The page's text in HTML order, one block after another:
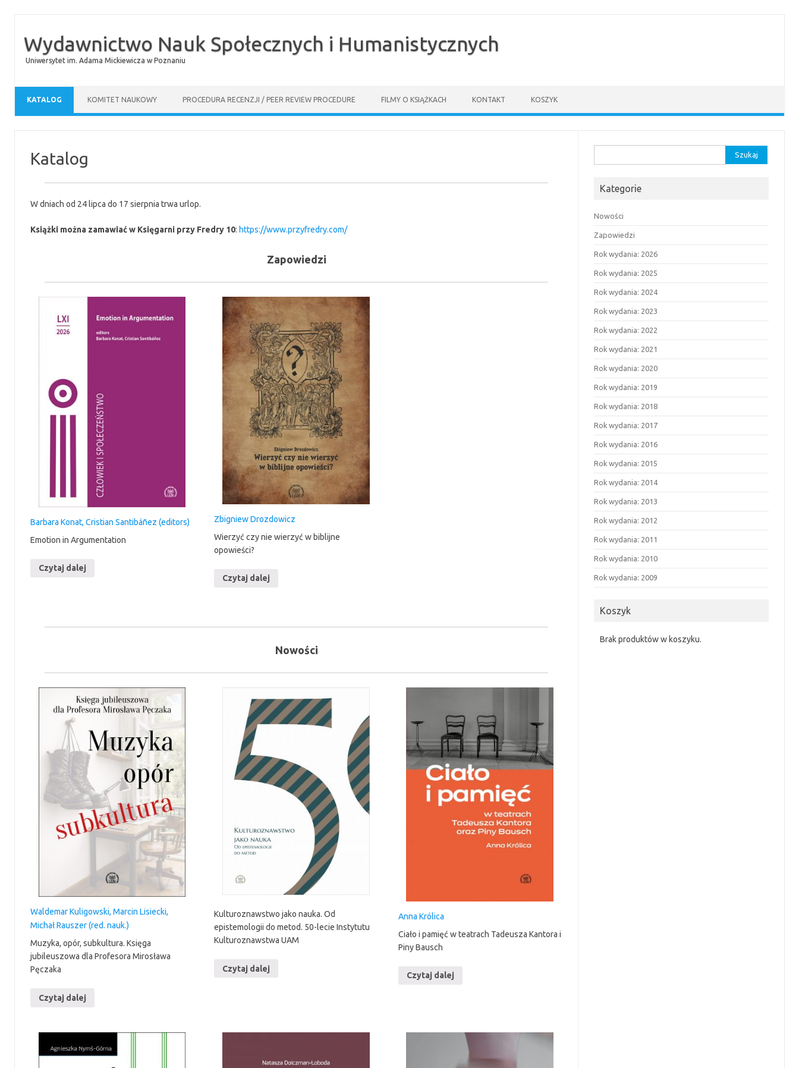
Wydawnictwo Nauk Społecznych i Humanistycznych
Uniwersytet im. Adama Mickiewicza w Poznaniu
KATALOG KOMITET NAUKOWY PROCEDURA RECENZJI / PEER REVIEW PROCEDURE FILMY O KSIĄŻKACH KONTAKT KOSZYK
Katalog
W dniach od 24 lipca do 17 sierpnia trwa urlop.
Książki można zamawiać w Księgarni przy Fredry 10: https://www.przyfredry.com/
Zapowiedzi
Barbara Konat, Cristian Santibáñez (editors)
Emotion in Argumentation
Czytaj dalej
Zbigniew Drozdowicz
Wierzyć czy nie wierzyć w biblijne
opowieści?
Czytaj dalej
Nowości
Waldemar Kuligowski, Marcin Lisiecki,
Michał Rauszer (red. nauk.)
Muzyka, opór, subkultura. Księga
jubileuszowa dla Profesora Mirosława
Pęczaka
Czytaj dalej
Kulturoznawstwo jako nauka. Od
epistemologii do metod. 50-lecie Instytutu
Kulturoznawstwa UAM
Czytaj dalej
Anna Królica
Ciało i pamięć w teatrach Tadeusza Kantora i
Piny Bausch
Czytaj dalej
Kategorie
Nowości
Zapowiedzi
Rok wydania: 2026
Rok wydania: 2025
Rok wydania: 2024
Rok wydania: 2023
Rok wydania: 2022
Rok wydania: 2021
Rok wydania: 2020
Rok wydania: 2019
Rok wydania: 2018
Rok wydania: 2017
Rok wydania: 2016
Rok wydania: 2015
Rok wydania: 2014
Rok wydania: 2013
Rok wydania: 2012
Rok wydania: 2011
Rok wydania: 2010
Rok wydania: 2009
Koszyk
Brak produktów w koszyku.